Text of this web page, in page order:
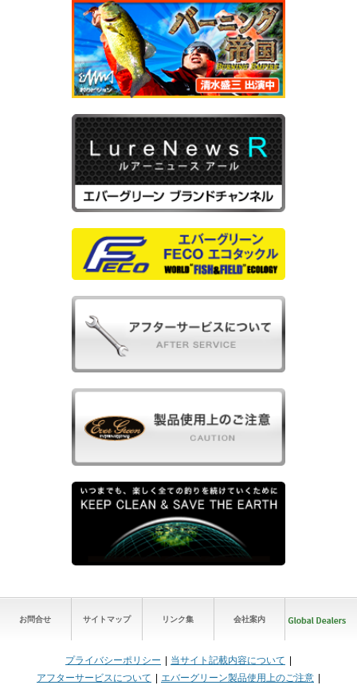
お問合せ サイトマップ リンク集 会社案内
プライバシーポリシー
当サイト記載内容について
アフターサービスについて
エバーグリーン製品使用上のご注意